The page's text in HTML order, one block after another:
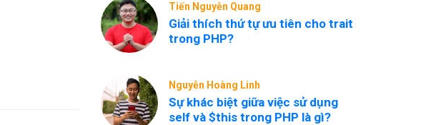
Tiến Nguyễn Quang
Giải thích thứ tự ưu tiên cho trait
trong PHP?
Nguyễn Hoàng Linh
Sự khác biệt giữa việc sử dụng
self và $this trong PHP là gì?